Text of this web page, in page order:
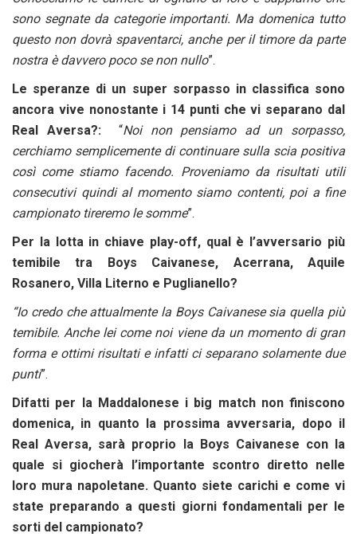
sono segnate da categorie importanti. Ma domenica tutto
questo non dovrà spaventarci, anche per il timore da parte
nostra è davvero poco se non nullo”.
Le speranze di un super sorpasso in classifica sono
ancora vive nonostante i 14 punti che vi separano dal
Real Aversa?:
“Noi non pensiamo ad un sorpasso,
cerchiamo semplicemente di continuare sulla scia positiva
così come stiamo facendo. Proveniamo da risultati utili
consecutivi quindi al momento siamo contenti, poi a fine
campionato tireremo le somme”.
Per la lotta in chiave play-off, qual è l’avversario più
temibile tra Boys Caivanese, Acerrana, Aquile
Rosanero, Villa Literno e Puglianello?
“Io credo che attualmente la Boys Caivanese sia quella più
temibile. Anche lei come noi viene da un momento di gran
forma e ottimi risultati e infatti ci separano solamente due
punti”.
Difatti per la Maddalonese i big match non finiscono
domenica, in quanto la prossima avversaria, dopo il
Real Aversa, sarà proprio la Boys Caivanese con la
quale si giocherà l’importante scontro diretto nelle
loro mura napoletane. Quanto siete carichi e come vi
state preparando a questi giorni fondamentali per le
sorti del campionato?